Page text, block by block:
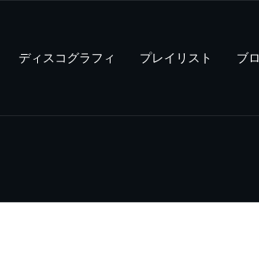
ディスコグラフィ プレイリスト ブ